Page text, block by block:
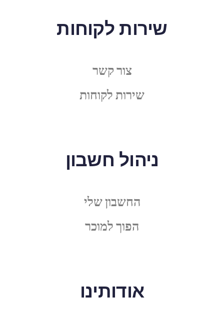
שירות לקוחות
צור קשר
שירות לקוחות
ניהול חשבון
החשבון שלי
הפוך למוכר
אודותינו